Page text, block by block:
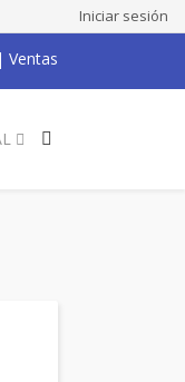
Iniciar sesión
Ventas